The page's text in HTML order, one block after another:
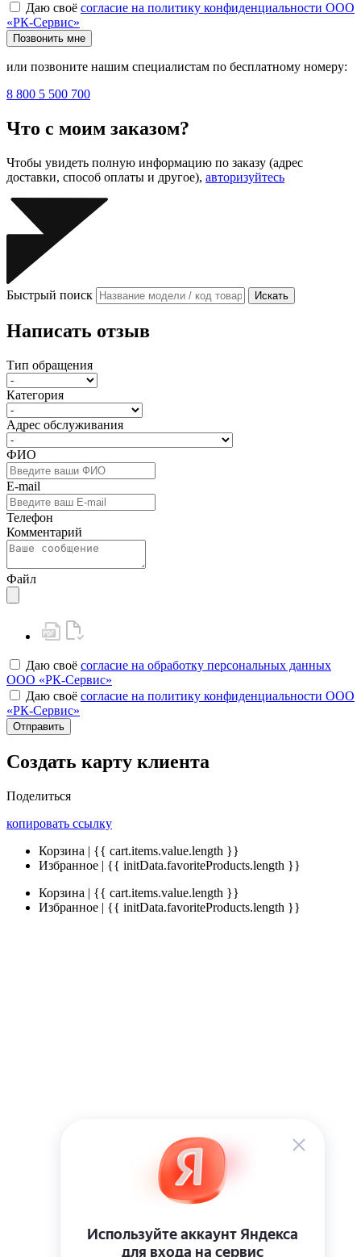
Даю своё согласие на политику конфиденциальности ООО
«РК-Сервис»
Позвонить мне
или позвоните нашим специалистам по бесплатному номеру:
8 800 5 500 700
Что с моим заказом?
Чтобы увидеть полную информацию по заказу (адрес
доставки, способ оплаты и другое), авторизуйтесь
Быстрый поиск Искать
Написать отзыв
Тип обращения
Категория
Адрес обслуживания
ФИО
E-mail
Телефон
Комментарий
Файл
Даю своё согласие на обработку персональных данных
ООО «РК-Сервис»
Даю своё согласие на политику конфиденциальности ООО
«РК-Сервис»
Отправить
Создать карту клиента
Поделиться
копировать ссылку
Корзина | {{ cart.items.value.length }}
Избранное | {{ initData.favoriteProducts.length }}
Корзина | {{ cart.items.value.length }}
Избранное | {{ initData.favoriteProducts.length }}